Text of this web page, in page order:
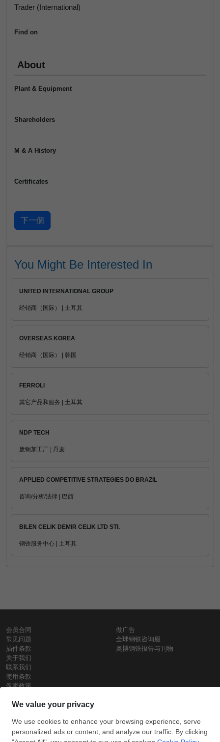
Trader (International)
Find on
About
Plant & Equipment
Shareholders
M & A History
Certificates
You Might Be Interested In
UNITED INTERNATIONAL GROUP
经销商（国际） | 土耳其
OVERSEAS KOREA
经销商（国际） | 韩国
FERROLI
其它产品和服务 | 土耳其
NDP TECH
废钢加工厂 | 丹麦
APPLIED COMPETITIVE STRATEGIES DO BRAZIL
咨询/分析/法律 | 巴西
BILEN CELIK DEMIR CELIK LTD STI.
钢铁服务中心 | 土耳其
会员合同
常见问题
插件条款
关于我们
联系我们
使用条款
保密政策
做广告
全球钢铁咨询服
奥博钢铁报告与刊物
铁价格
每日废钢价格
盘条价格
保留所有权利